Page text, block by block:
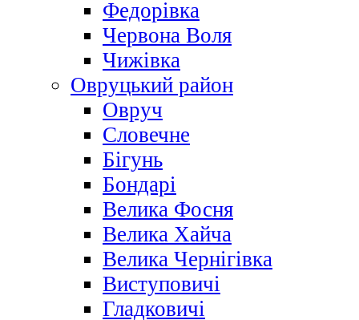
Федорівка
Червона Воля
Чижівка
Овруцький район
Овруч
Словечне
Бігунь
Бондарі
Велика Фосня
Велика Хайча
Велика Чернігівка
Виступовичі
Гладковичі